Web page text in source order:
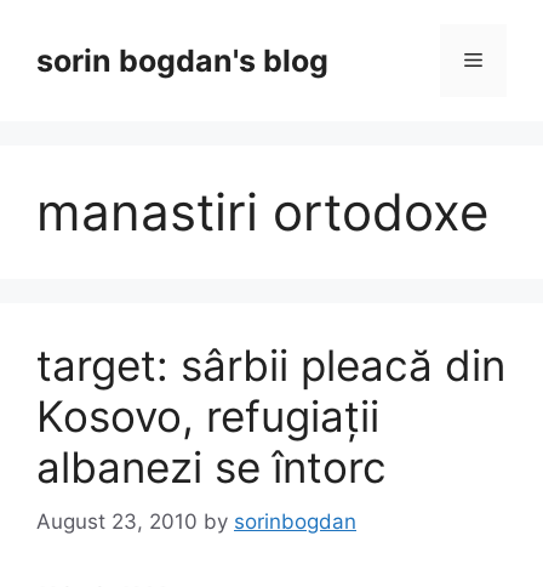
contentsorin bogdan's blog Menu
manastiri ortodoxe
target: sârbii pleacă din
Kosovo, refugiații
albanezi se întorc
August 23, 2010 by sorinbogdan